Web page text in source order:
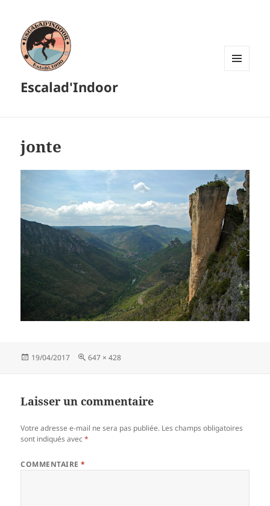
Escalad'Indoor
jonte
Publié
19/04/2017
Taille
647 × 428
Laisser un commentaire
Votre adresse e-mail ne sera pas publiée. Les champs obligatoires
sont indiqués avec*
COMMENTAIRE*